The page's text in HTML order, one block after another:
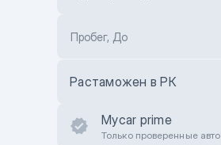
Пробег, До
Растаможен в РК
Mycar prime
Только проверенные авто